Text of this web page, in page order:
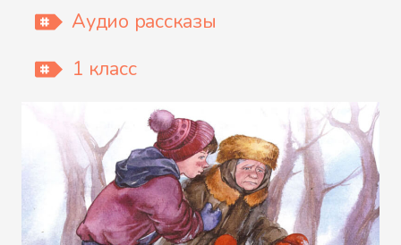
Аудио рассказы
1 класс